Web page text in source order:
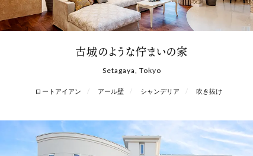
古城のような佇まいの家
Setagaya, Tokyo
ロートアイアン アール壁 シャンデリア 吹き抜け